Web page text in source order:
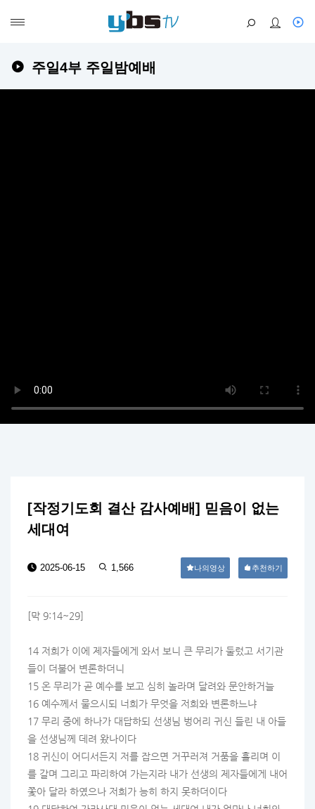
주일4부 주일밤예배
[작정기도회 결산 감사예배] 믿음이 없는
세대여
2025-06-15 1,566 나의영상 추천하기
[막 9:14~29]
14 저희가 이에 제자들에게 와서 보니 큰 무리가 둘렀고 서기관
들이 더불어 변론하더니
15 온 무리가 곧 예수를 보고 심히 놀라며 달려와 문안하거늘
16 예수께서 물으시되 너희가 무엇을 저희와 변론하느냐
17 무리 중에 하나가 대답하되 선생님 벙어리 귀신 들린 내 아들
을 선생님께 데려 왔나이다
18 귀신이 어디서든지 저를 잡으면 거꾸러져 거품을 흘리며 이
를 갈며 그리고 파리하여 가는지라 내가 선생의 제자들에게 내어
쫓아 달라 하였으나 저희가 능히 하지 못하더이다